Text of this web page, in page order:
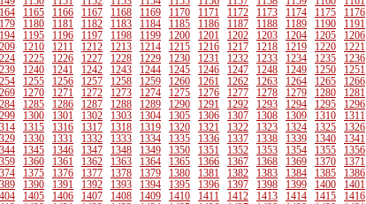
1165 1166 1167 1168 1169 1170 1171 1172 1173 1174 1175
1176
1180 1181 1182 1183 1184 1185 1186 1187 1188 1189 1190
1191
1195 1196 1197 1198 1199 1200 1201 1202 1203 1204 1205
1206
1210 1211 1212 1213 1214 1215 1216 1217 1218 1219 1220
1221
1225 1226 1227 1228 1229 1230 1231 1232 1233 1234 1235
1236
1240 1241 1242 1243 1244 1245 1246 1247 1248 1249 1250
1251
1255 1256 1257 1258 1259 1260 1261 1262 1263 1264 1265
1266
1270 1271 1272 1273 1274 1275 1276 1277 1278 1279 1280
1281
1285 1286 1287 1288 1289 1290 1291 1292 1293 1294 1295
1296
1300 1301 1302 1303 1304 1305 1306 1307 1308 1309 1310
1311
1315 1316 1317 1318 1319 1320 1321 1322 1323 1324 1325
1326
1330 1331 1332 1333 1334 1335 1336 1337 1338 1339 1340
1341
1345 1346 1347 1348 1349 1350 1351 1352 1353 1354 1355
1356
1360 1361 1362 1363 1364 1365 1366 1367 1368 1369 1370
1371
1375 1376 1377 1378 1379 1380 1381 1382 1383 1384 1385
1386
1390 1391 1392 1393 1394 1395 1396 1397 1398 1399 1400
1401
1405 1406 1407 1408 1409 1410 1411 1412 1413 1414 1415
1416